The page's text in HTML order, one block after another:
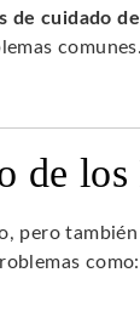
de cuidado
de los
pero también
como: